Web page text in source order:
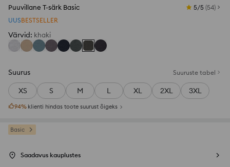
Puuvillane T-särk Basic 5/5 (54)
UUSBESTSELLER
Värvid: khaki
Suurus Suuruste tabel
XS S M L XL 2XL 3XL
94% klienti hindas toote suurust õigeks
Basic
Saadavus kauplustes